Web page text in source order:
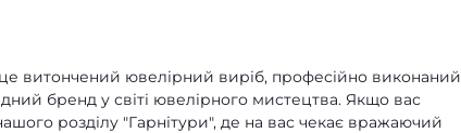
витончений ювелірний виріб, професійно виконаний
бренд у світі ювелірного мистецтва. Якщо вас
розділу "Гарнітури", де на вас чекає вражаючий